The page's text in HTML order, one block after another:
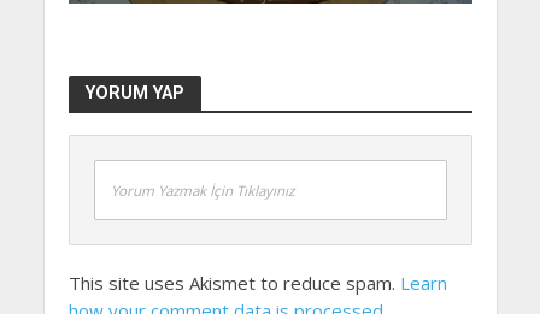
YORUM YAP
Yorum Yazmak İçin Tıklayınız
This site uses Akismet to reduce spam. Learn